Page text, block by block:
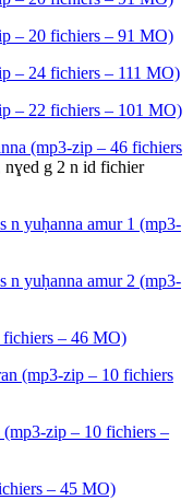
– 20 fichiers – 91 MO)
– 24 fichiers – 111 MO)
– 22 fichiers – 101 MO)
(mp3-zip – 46 fichiers
nɣed g 2 n id fichier
yuḥanna amur 1 (mp3-
yuḥanna amur 2 (mp3-
– 46 MO)
(mp3-zip – 10 fichiers
zip – 10 fichiers –
– 45 MO)